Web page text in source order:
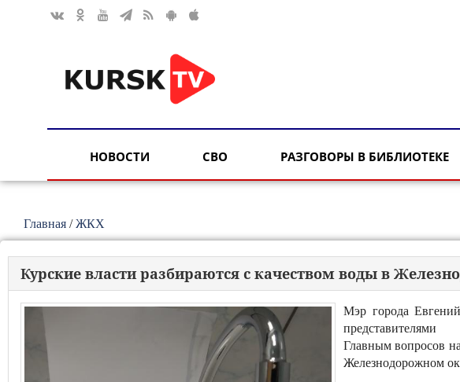
НОВОСТИ СВО РАЗГОВОРЫ В БИБЛИОТЕКЕ
Главная /ЖКХ
Курские власти разбираются с качеством воды в
Мэр города
представителями
Главным вопросов
Железнодорожном